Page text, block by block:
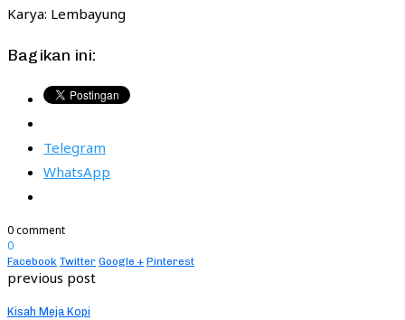
Karya: Lembayung
Bagikan ini:
Telegram
WhatsApp
0 comment
0
Facebook Twitter Google + Pinterest
previous post
Kisah Meja Kopi